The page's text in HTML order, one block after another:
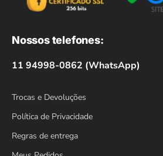
Nossos telefones:
11 94998-0862 (WhatsApp)
Trocas e Devoluções
Política de Privacidade
Regras de entrega